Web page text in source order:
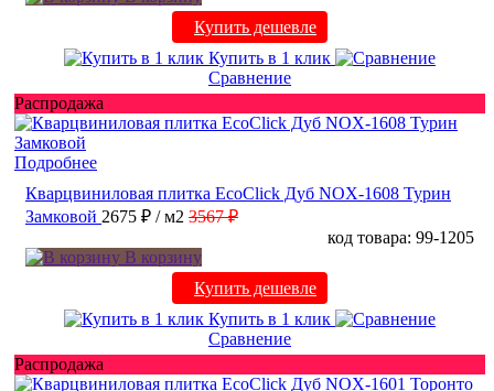
Купить дешевле
Купить в 1 клик
Сравнение
Распродажа
Подробнее
Кварцвиниловая плитка EcoClick Дуб NOX-1608 Турин
Замковой 2675 ₽ / м2 3567 ₽
код товара: 99-1205
В корзину
Купить дешевле
Купить в 1 клик
Сравнение
Распродажа